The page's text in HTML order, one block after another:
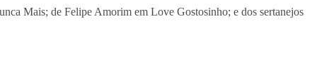
Mais; de Felipe Amorim em Love Gostosinho; e dos sertanejos